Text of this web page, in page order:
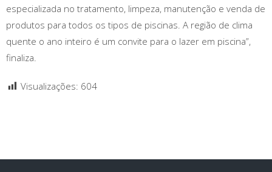
especializada no tratamento, limpeza, manutenção e venda de
produtos para todos os tipos de piscinas. A região de clima
quente o ano inteiro é um convite para o lazer em piscina”,
finaliza.
Visualizações: 604